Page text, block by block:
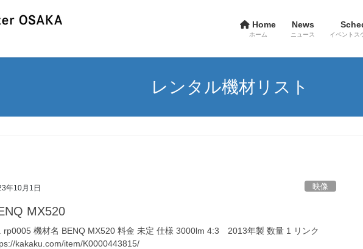
Home
ホーム
News
ニュース イベントス
レンタル機材リスト
年10月1日 映像
MX520
rp0005 機材名 BENQ MX520 料金 未定 仕様 3000lm 4:3 2013年製 数量 1 リンク
kakaku.com/item/K0000443815/